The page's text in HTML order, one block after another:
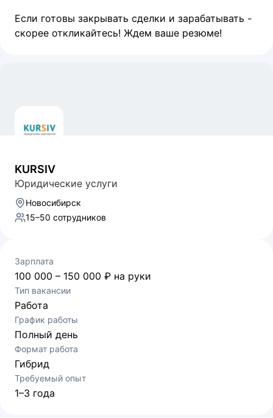
Если готовы закрывать сделки и зарабатывать -
скорее откликайтесь! Ждем ваше резюме!
KURSIV
Юридические услуги
Новосибирск
15–50 сотрудников
Зарплата
100 000 – 150 000 ₽ на руки
Тип вакансии
Работа
График работы
Полный день
Формат работа
Гибрид
Требуемый опыт
1–3 года